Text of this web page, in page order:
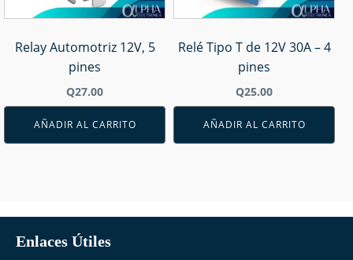
Relay Automotriz 12V, 5
pines
Q27.00
AÑADIR AL CARRITO
Relé Tipo T de 12V 30A – 4
pines
Q25.00
AÑADIR AL CARRITO
Enlaces Útiles